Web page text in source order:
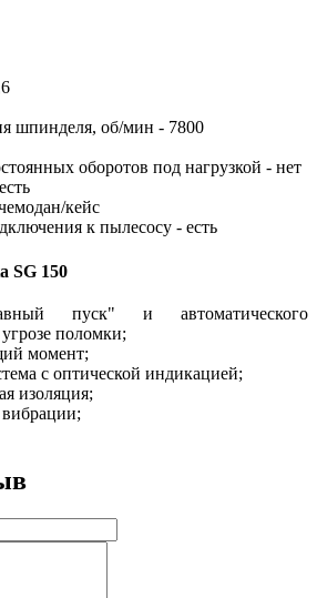
шпинделя, об/мин - 7800
оборотов под нагрузкой - нет
кейс
к пылесосу - есть
SG 150
пуск" и автоматического
поломки;
момент;
с оптической индикацией;
изоляция;